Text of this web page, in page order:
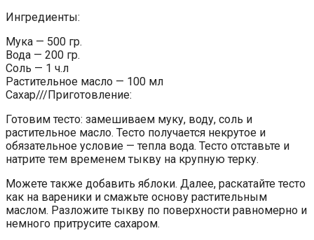
Ингредиенты:
Мука — 500 гр.
Вода — 200 гр.
Соль — 1 ч.л
Растительное масло — 100 мл
Сахар///Приготовление:
Готовим тесто: замешиваем муку, воду, соль и
растительное масло. Тесто получается некрутое и
обязательное условие — тепла вода. Тесто отставьте и
натрите тем временем тыкву на крупную терку.
Можете также добавить яблоки. Далее, раскатайте тесто
как на вареники и смажьте основу растительным
маслом. Разложите тыкву по поверхности равномерно и
немного притрусите сахаром.